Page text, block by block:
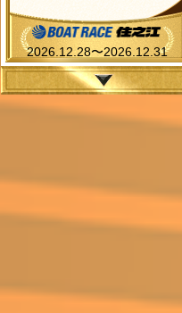
2026.12.28〜2026.12.31